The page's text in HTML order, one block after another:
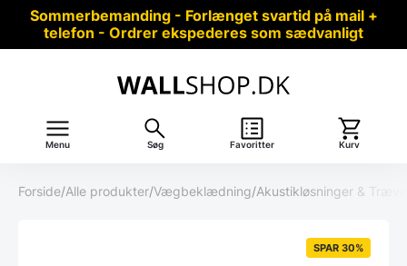
Sommerbemanding - Forlænget svartid på mail +
telefon - Ordrer ekspederes som sædvanligt
Menu Søg Favoritter Kurv
Forside/Alle produkter/Vægbeklædning/Akustikløsninger &
SPAR 30%